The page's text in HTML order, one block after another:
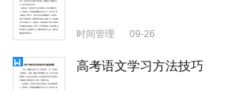
时间管理 09-26
高考语文学习方法技巧